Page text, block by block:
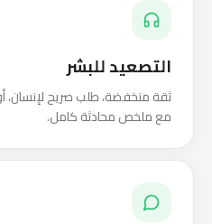
التصعيد للبشر
ثقة منخفضة، طلب صريح لإنسان،
مع ملخص محادثة كامل.